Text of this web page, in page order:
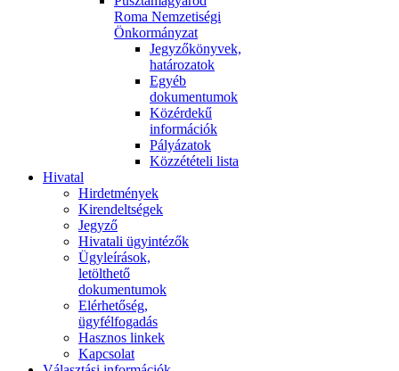
Roma Nemzetiségi
Önkormányzat
Jegyzőkönyvek,
határozatok
Egyéb
dokumentumok
Közérdekű
információk
Pályázatok
Közzétételi lista
Hivatal
Hirdetmények
Kirendeltségek
Jegyző
Hivatali ügyintézők
Ügyleírások,
letölthető
dokumentumok
Elérhetőség,
ügyfélfogadás
Hasznos linkek
Kapcsolat